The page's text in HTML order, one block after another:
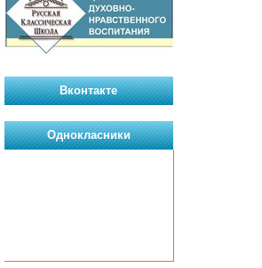
Вконтакте
Однокласники